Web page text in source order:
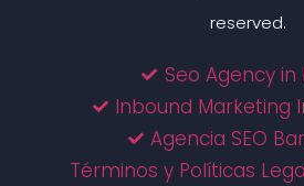
reserved.
Seo Agency in
Inbound Marketing
Agencia SEO
Términos y Políticas